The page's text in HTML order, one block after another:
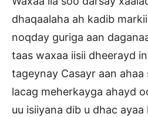
dhaqaalaha ah kadib
noqday guriga aan
taas waxaa iisii dheerayd
tageynay Casayr aan ahaa
lacag meherkayga ahayd
uu isiiyana dib u dhac ayaa